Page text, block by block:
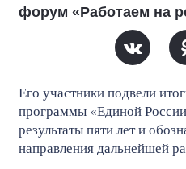
форум «Работаем на
Его участники подвели
программы «Единой
результаты пяти лет и
направления дальнейшей